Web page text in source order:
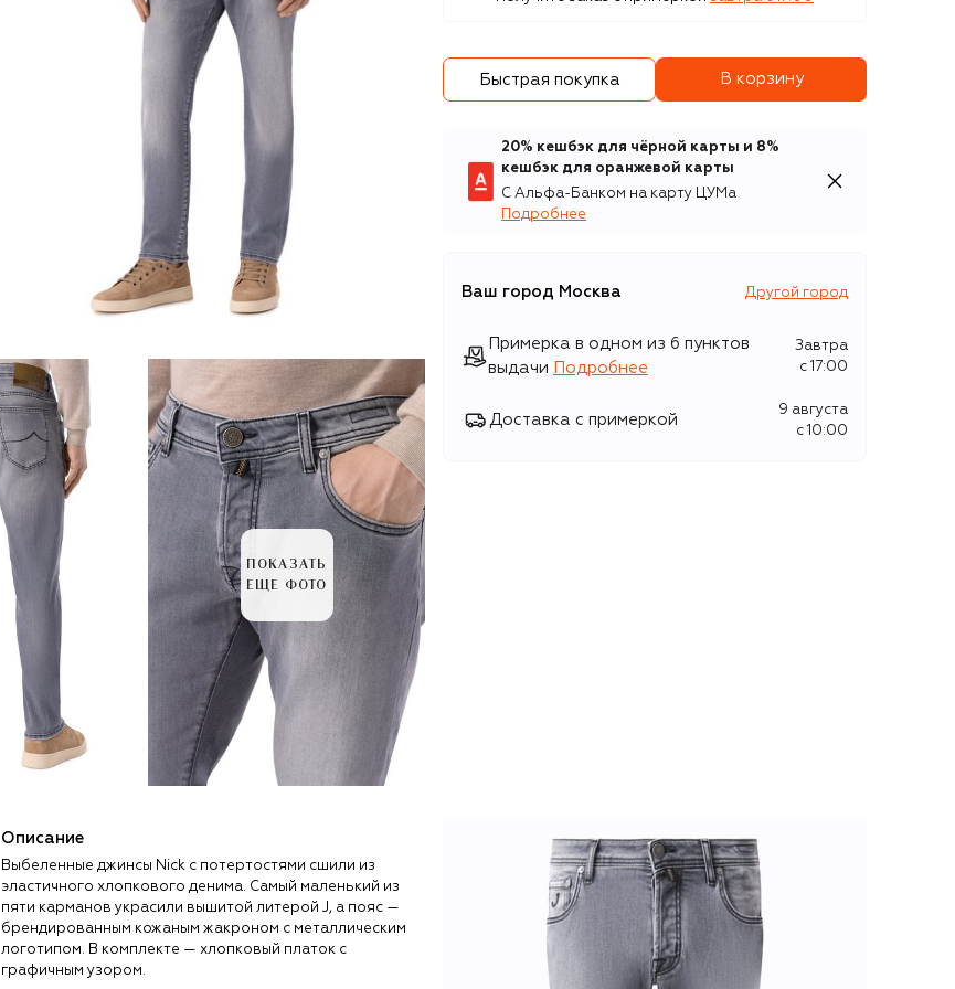
ПОКАЗАТЬ
ЕЩЕ ФОТО
Быстрая покупка В корзину
20% кешбэк для чёрной карты и 8%
кешбэк для оранжевой карты
С Альфа-Банком на карту ЦУМа
Подробнее
Ваш город Москва Другой город
Примерка в одном из 6 пунктов
выдачи
Подробнее
Завтра
c 17:00
Доставка с примеркой
9 августа
c 10:00
Описание
Выбеленные джинсы Nick с потертостями сшили из
эластичного хлопкового денима. Самый маленький из
пяти карманов украсили вышитой литерой J, а пояс —
брендированным кожаным жакроном с металлическим
логотипом. В комплекте — хлопковый платок с
графичным узором.